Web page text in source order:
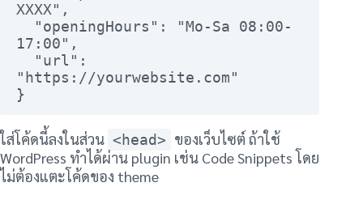
XXXX",
17:00",
"https://yourwebsite.com"
}
ใส่โค้ดนี้ลงในส่วน <head> ของเว็บไซต์ ถ้าใช้
WordPress ทำได้ผ่าน plugin เช่น Code Snippets โดย
ไม่ต้องแตะโค้ดของ theme